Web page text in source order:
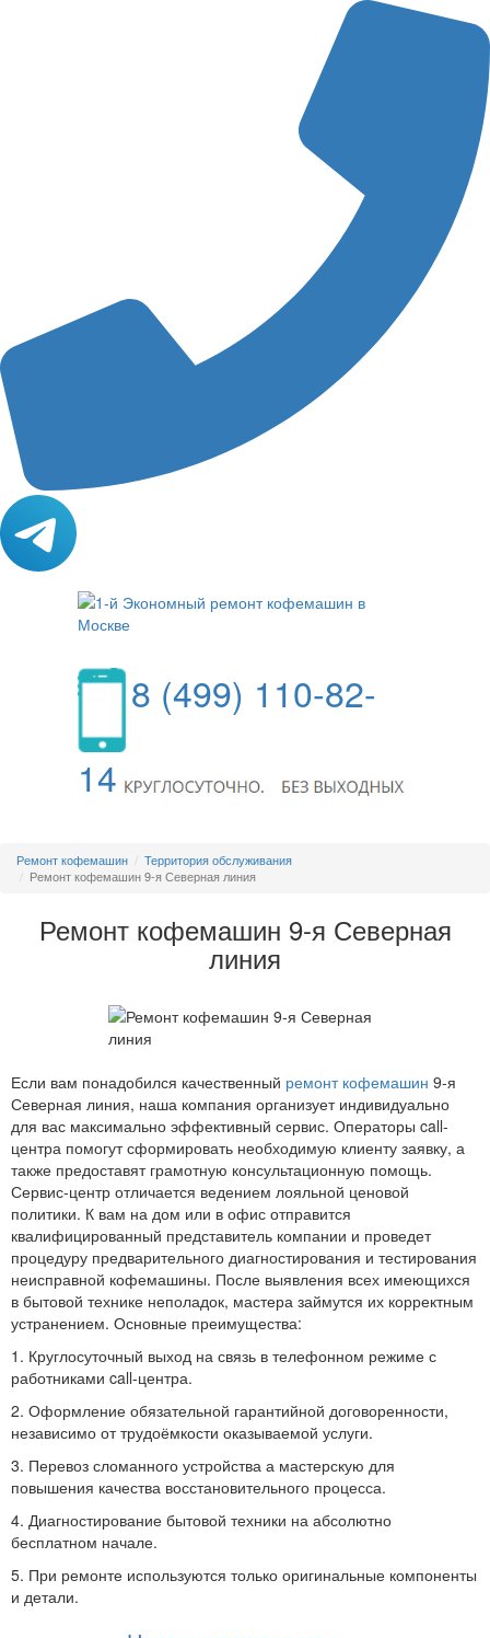
8 (499) 110-82-
14
Ремонт кофемашин
Территория обслуживания
Ремонт кофемашин 9-я Северная линия
Ремонт кофемашин 9-я Северная
линия
Если вам понадобился качественный ремонт кофемашин 9-я
Северная линия, наша компания организует индивидуально
для вас максимально эффективный сервис. Операторы call-
центра помогут сформировать необходимую клиенту заявку, а
также предоставят грамотную консультационную помощь.
Сервис-центр отличается ведением лояльной ценовой
политики. К вам на дом или в офис отправится
квалифицированный представитель компании и проведет
процедуру предварительного диагностирования и тестирования
неисправной кофемашины. После выявления всех имеющихся
в бытовой технике неполадок, мастера займутся их корректным
устранением. Основные преимущества:
1. Круглосуточный выход на связь в телефонном режиме с
работниками call-центра.
2. Оформление обязательной гарантийной договоренности,
независимо от трудоёмкости оказываемой услуги.
3. Перевоз сломанного устройства а мастерскую для
повышения качества восстановительного процесса.
4. Диагностирование бытовой техники на абсолютно
бесплатном начале.
5. При ремонте используются только оригинальные компоненты
и детали.